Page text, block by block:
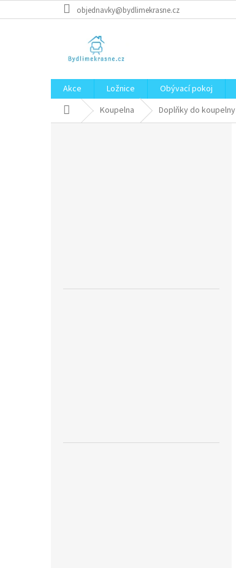
na
objednavky@bydlimekrasne.cz
Akce Ložnice Obývací pokoj
Domů Koupelna Doplňky do koupelny